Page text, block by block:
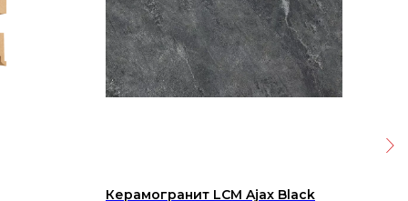
Керамогранит LCM Ajax Black